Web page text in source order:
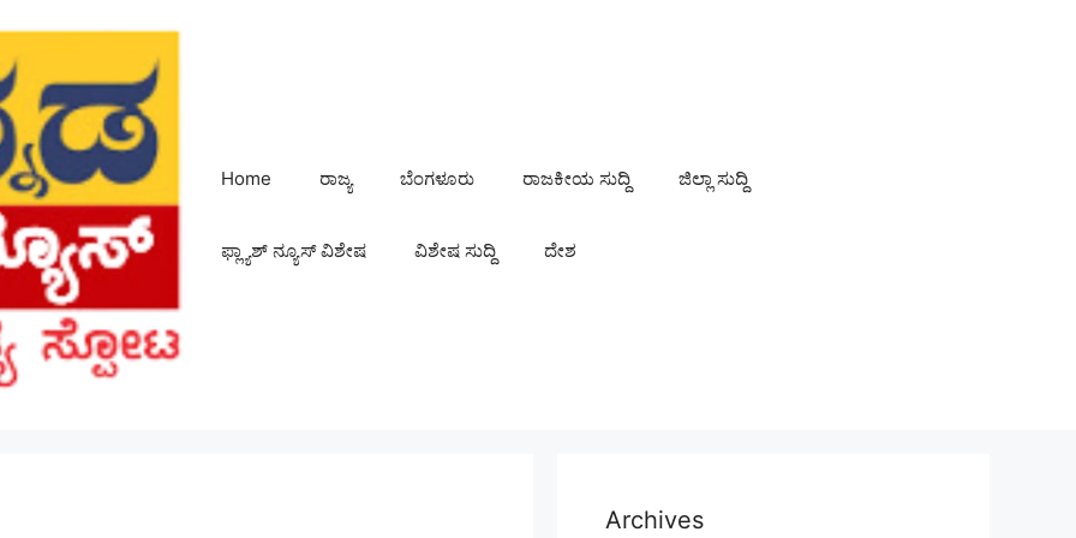
Home ರಾಜ್ಯ ಬೆಂಗಳೂರು ರಾಜಕೀಯ ಸುದ್ದಿ ಜಿಲ್ಲಾ ಸುದ್ದಿ
ಫ್ಲ್ಯಾಶ್ ನ್ಯೂಸ್ ವಿಶೇಷ ವಿಶೇಷ ಸುದ್ದಿ ದೇಶ
Archives